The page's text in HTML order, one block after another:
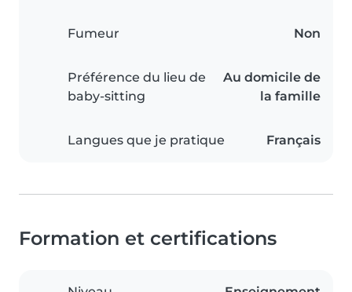
Fumeur Non
Préférence du lieu de
baby-sitting
Au domicile de
la famille
Langues que je pratique Français
Formation et certifications